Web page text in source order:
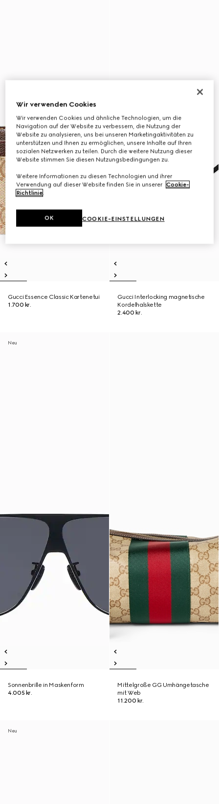
Gucci Essence Classic Kartenetui
1.700 kr.
Gucci Interlocking magnetische
Kordelhalskette
2.400 kr.
Neu
Sonnenbrille in Maskenform
4.005 kr.
Mittelgroße GG Umhängetasche
mit Web
11.200 kr.
Neu
Wir verwenden Cookies
Wir verwenden Cookies und ähnliche Technologien, um die
Navigation auf der Website zu verbessern, die Nutzung der
Website zu analysieren, uns bei unseren Marketingaktivitäten zu
unterstützen und Ihnen zu ermöglichen, unsere Inhalte auf Ihren
sozialen Netzwerken zu teilen. Durch die weitere Nutzung dieser
Website stimmen Sie diesen Nutzungsbedingungen zu.
Weitere Informationen zu diesen Technologien und ihrer
Verwendung auf dieser Website finden Sie in unserer Cookie-
Richtlinie.
COOKIE-EINSTELLUNGEN
OK